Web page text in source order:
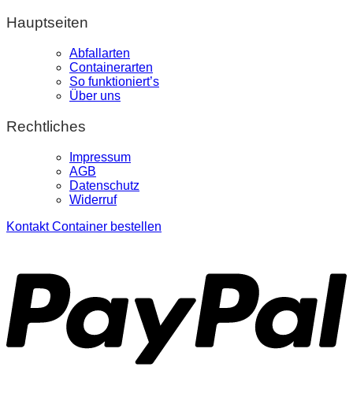
Hauptseiten
Abfallarten
Containerarten
So funktioniert’s
Über uns
Rechtliches
Impressum
AGB
Datenschutz
Widerruf
Kontakt Container bestellen